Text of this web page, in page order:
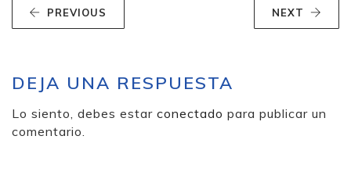
PREVIOUS NEXT
DEJA UNA RESPUESTA
Lo siento, debes estar conectado para publicar un
comentario.